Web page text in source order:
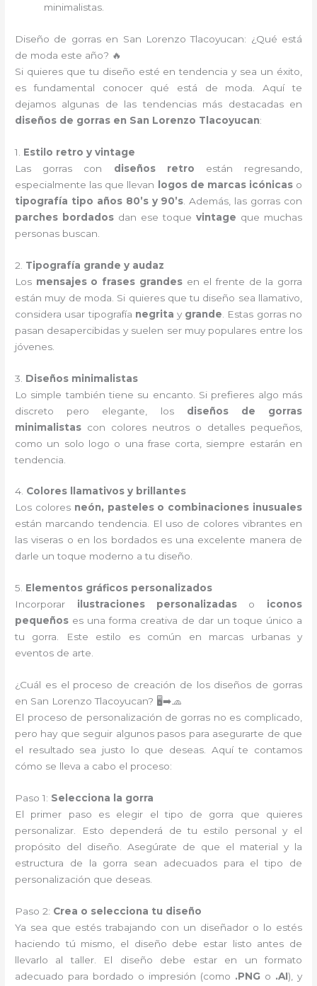
minimalistas.
Diseño de gorras en San Lorenzo Tlacoyucan: ¿Qué está
de moda este año? 🔥
Si quieres que tu diseño esté en tendencia y sea un éxito,
es fundamental conocer qué está de moda. Aquí te
dejamos algunas de las tendencias más destacadas en
diseños de gorras en San Lorenzo Tlacoyucan:
1. Estilo retro y vintage
Las gorras con diseños retro están regresando,
especialmente las que llevan
logos de marcas icónicaso
tipografía tipo años 80’s y 90’s . Además, las gorras con
parches bordados dan ese toque vintage que muchas
personas buscan.
2. Tipografía grande y audaz
Los mensajes o frases grandesen el frente de la gorra
están muy de moda. Si quieres que tu diseño sea llamativo,
considera usar tipografía negrita y grande . Estas gorras no
pasan desapercibidas y suelen ser muy populares entre los
jóvenes.
3. Diseños minimalistas
Lo simple también tiene su encanto. Si prefieres algo más
discreto pero elegante, los diseños de gorras
minimalistas con colores neutros o detalles pequeños,
como un solo logo o una frase corta, siempre estarán en
tendencia.
4. Colores llamativos y brillantes
Los colores neón, pasteles o combinaciones inusuales
están marcando tendencia. El uso de colores vibrantes en
las viseras o en los bordados es una excelente manera de
darle un toque moderno a tu diseño.
5. Elementos gráficos personalizados
Incorporar ilustraciones personalizadas o iconos
pequeños es una forma creativa de dar un toque único a
tu gorra. Este estilo es común en marcas urbanas y
eventos de arte.
¿Cuál es el proceso de creación de los diseños de gorras
en San Lorenzo Tlacoyucan? 🖥️➡️🧢
El proceso de personalización de gorras no es complicado,
pero hay que seguir algunos pasos para asegurarte de que
el resultado sea justo lo que deseas. Aquí te contamos
cómo se lleva a cabo el proceso:
Paso 1: Selecciona la gorra
El primer paso es elegir el tipo de gorra que quieres
personalizar. Esto dependerá de tu estilo personal y el
propósito del diseño. Asegúrate de que el material y la
estructura de la gorra sean adecuados para el tipo de
personalización que deseas.
Paso 2: Crea o selecciona tu diseño
Ya sea que estés trabajando con un diseñador o lo estés
haciendo tú mismo, el diseño debe estar listo antes de
llevarlo al taller. El diseño debe estar en un formato
adecuado para bordado o impresión (como .PNG o .AI), y